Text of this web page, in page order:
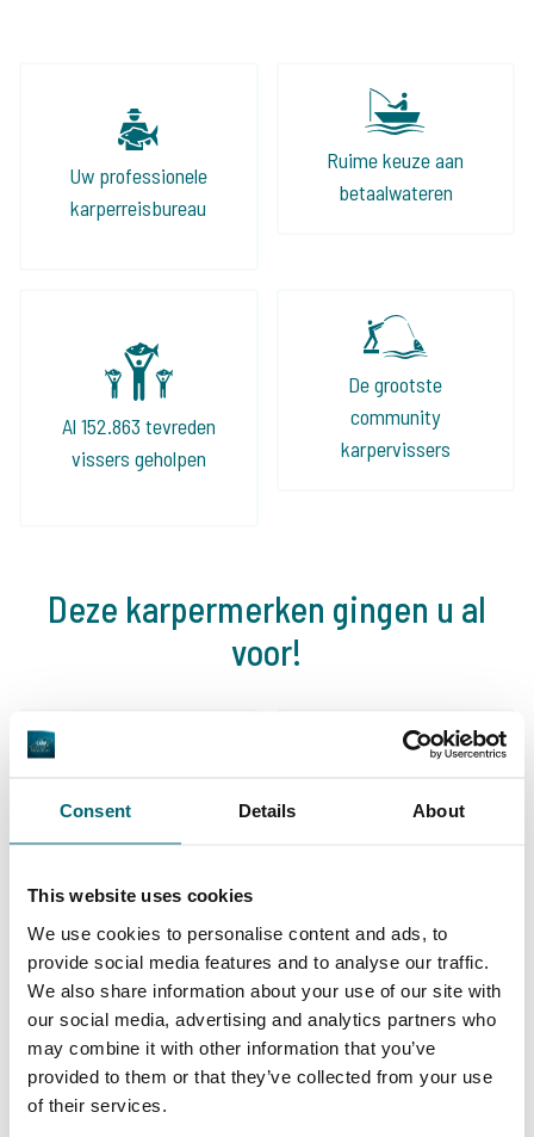
Consent Details About
This website uses cookies
We use cookies to personalise content and ads, to
provide social media features and to analyse our traffic.
We also share information about your use of our site with
our social media, advertising and analytics partners who
may combine it with other information that you’ve
provided to them or that they’ve collected from your use
of their services.
Uw professionele
karperreisbureau
Ruime keuze aan
betaalwateren
Al 152.863 tevreden
vissers geholpen
De grootste
community
karpervissers
Deze karpermerken gingen u al
voor!
Ons aanbod
* NEW * Karperdroom - Artjeswiel